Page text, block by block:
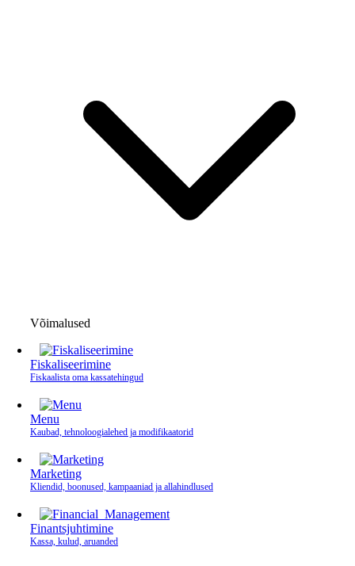
Võimalused
Fiskaliseerimine
Fiskaalista oma kassatehingud
Menu
Kaubad, tehnoloogialehed ja modifikaatorid
Marketing
Kliendid, boonused, kampaaniad ja allahindlused
Finantsjuhtimine
Kassa, kulud, aruanded